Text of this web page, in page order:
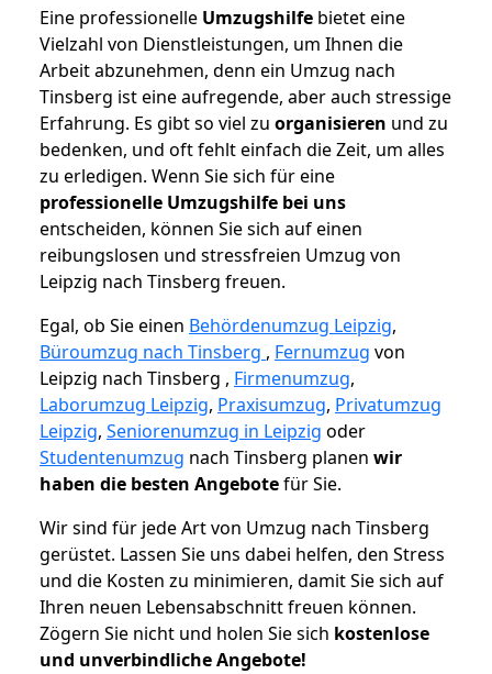
Eine professionelle Umzugshilfe bietet eine
Vielzahl von Dienstleistungen, um Ihnen die
Arbeit abzunehmen, denn ein Umzug nach
Tinsberg ist eine aufregende, aber auch stressige
Erfahrung. Es gibt so viel zu organisieren und zu
bedenken, und oft fehlt einfach die Zeit, um alles
zu erledigen. Wenn Sie sich für eine
professionelle Umzugshilfe bei uns
entscheiden, können Sie sich auf einen
reibungslosen und stressfreien Umzug von
Leipzig nach Tinsberg freuen.
Egal, ob Sie einen Behördenumzug Leipzig,
Büroumzug nach Tinsberg , Fernumzug von
Leipzig nach Tinsberg , Firmenumzug,
Laborumzug Leipzig, Praxisumzug, Privatumzug
Leipzig, Seniorenumzug in Leipzig oder
Studentenumzug nach Tinsberg planen wir
haben die besten Angebotefür Sie.
Wir sind für jede Art von Umzug nach Tinsberg
gerüstet. Lassen Sie uns dabei helfen, den Stress
und die Kosten zu minimieren, damit Sie sich auf
Ihren neuen Lebensabschnitt freuen können.
Zögern Sie nicht und holen Sie sich kostenlose
und unverbindliche Angebote!